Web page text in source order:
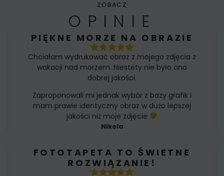
ZOBACZ
OPINIE
PIĘKNE MORZE NA OBRAZIE
Chciałam wydrukować obraz z mojego zdjęcia z
wakacji nad morzem. Niestety nie było ono
dobrej jakości.
Zaproponowali mi jednak wybór z bazy grafik i
mam prawie identyczny obraz w dużo lepszej
jakości niż moje zdjęcie
Nikola
FOTOTAPETA TO ŚWIETNE
ROZWIĄZANIE!